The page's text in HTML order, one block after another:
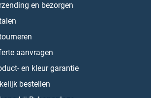
en bezorgen
aanvragen
en kleur garantie
bestellen